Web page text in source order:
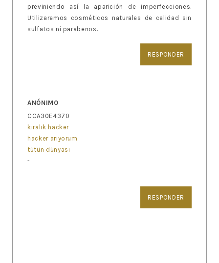
previniendo así la aparición de imperfecciones.
Utilizaremos cosméticos naturales de calidad sin
sulfatos ni parabenos.
RESPONDER
ANÓNIMO
CCA30E4370
kiralık hacker
hacker arıyorum
tütün dünyası
-
-
RESPONDER